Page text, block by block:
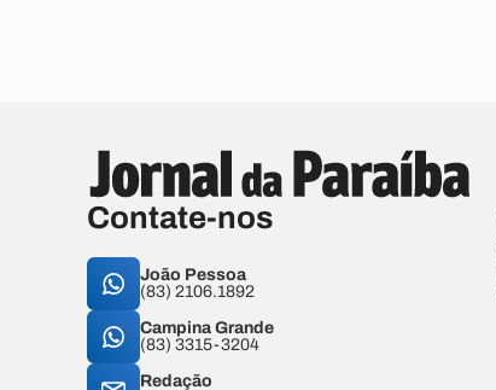
Contate-nos
João Pessoa
(83) 2106.1892
Campina Grande
(83) 3315-3204
Redação